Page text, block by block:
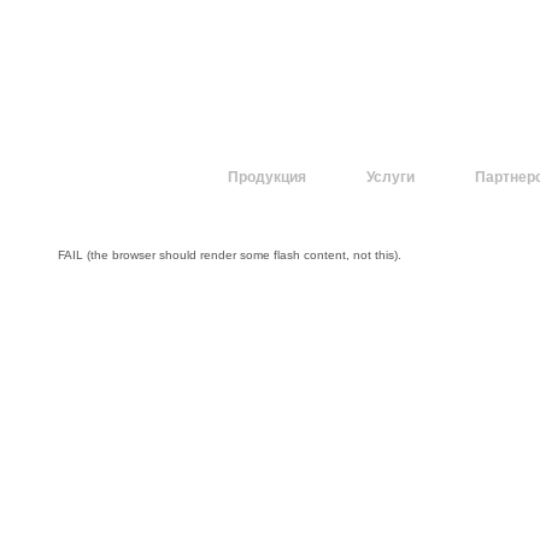
Продукция Услуги
FAIL (the browser should render some flash content, not this).